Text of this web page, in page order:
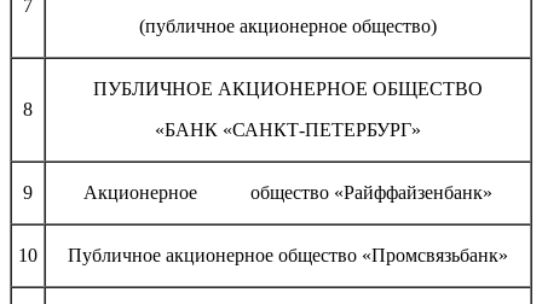
7
(публичное акционерное общество)
8
ПУБЛИЧНОЕ АКЦИОНЕРНОЕ ОБЩЕСТВО
«БАНК «САНКТ-ПЕТЕРБУРГ»
9 Акционерное общество «Райффайзенбанк»
10 Публичное акционерное общество «Промсвязьбанк»